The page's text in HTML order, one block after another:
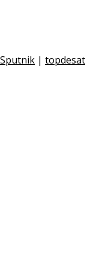
Sputnik | topdesat